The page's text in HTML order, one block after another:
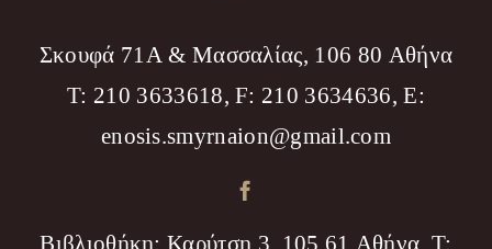
Σκουφά 71Α & Μασσαλίας, 106 80 Αθήνα
T: 210 3633618, F: 210 3634636, Ε:
enosis.smyrnaion@gmail.com
Βιβλιοθήκη: Καρύτση 3, 105 61 Αθήνα, T: